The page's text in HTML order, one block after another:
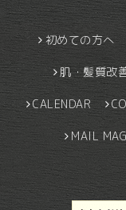
初めての方へ
肌・髪質改
CALENDAR
MAIL